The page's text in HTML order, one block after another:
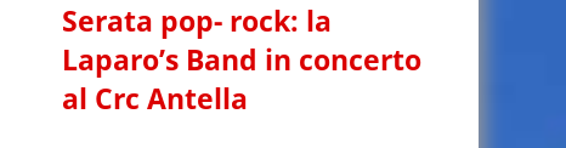
Serata pop- rock: la
Laparo’s Band in concerto
al Crc Antella